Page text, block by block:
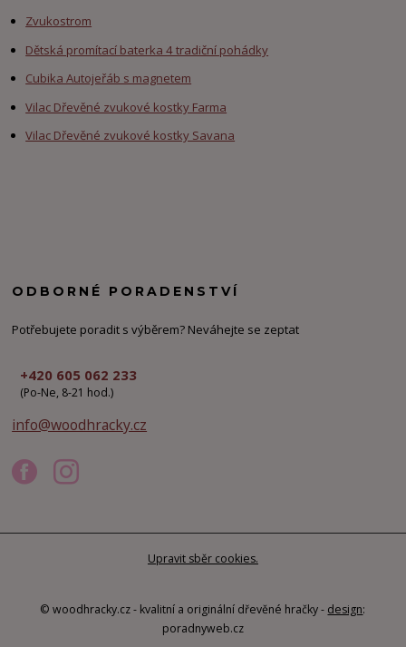
Zvukostrom
Dětská promítací baterka 4 tradiční pohádky
Cubika Autojeřáb s magnetem
Vilac Dřevěné zvukové kostky Farma
Vilac Dřevěné zvukové kostky Savana
ODBORNÉ PORADENSTVÍ
Potřebujete poradit s výběrem? Neváhejte se zeptat
+420 605 062 233
(Po-Ne, 8-21 hod.)
info@woodhracky.cz
Upravit sběr cookies.
© woodhracky.cz - kvalitní a originální dřevěné hračky - design:
poradnyweb.cz